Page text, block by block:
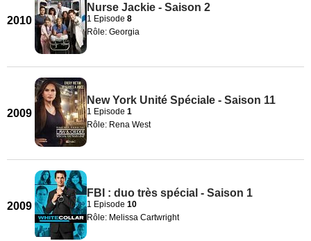
2010
Nurse Jackie - Saison 2
1 Episode 8
Rôle: Georgia
2009
New York Unité Spéciale - Saison 11
1 Episode 1
Rôle: Rena West
2009
FBI : duo très spécial - Saison 1
1 Episode 10
Rôle: Melissa Cartwright